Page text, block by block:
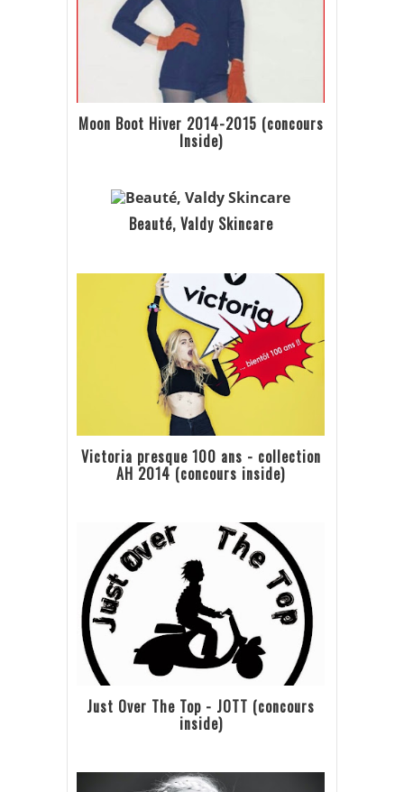
Moon Boot Hiver 2014-2015 (concours
Inside)
Beauté, Valdy Skincare
Victoria presque 100 ans - collection
AH 2014 (concours inside)
Just Over The Top - JOTT (concours
inside)